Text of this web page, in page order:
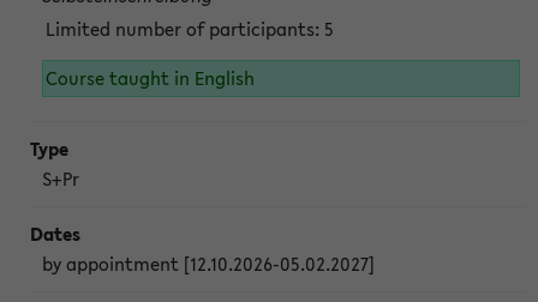
Limited number of participants: 5
Course taught in English
S+Pr
by appointment [12.10.2026-05.02.2027]